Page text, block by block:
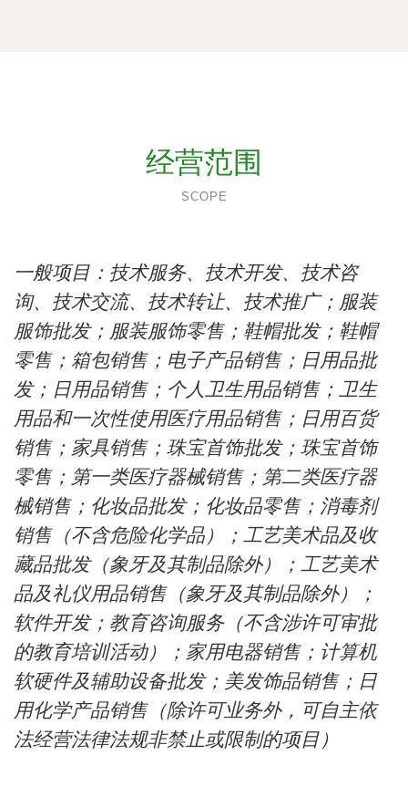
经营范围
SCOPE
一般项目：技术服务、技术开发、技术咨
询、技术交流、技术转让、技术推广；服装
服饰批发；服装服饰零售；鞋帽批发；鞋帽
零售；箱包销售；电子产品销售；日用品批
发；日用品销售；个人卫生用品销售；卫生
用品和一次性使用医疗用品销售；日用百货
销售；家具销售；珠宝首饰批发；珠宝首饰
零售；第一类医疗器械销售；第二类医疗器
械销售；化妆品批发；化妆品零售；消毒剂
销售（不含危险化学品）；工艺美术品及收
藏品批发（象牙及其制品除外）；工艺美术
品及礼仪用品销售（象牙及其制品除外）；
软件开发；教育咨询服务（不含涉许可审批
的教育培训活动）；家用电器销售；计算机
软硬件及辅助设备批发；美发饰品销售；日
用化学产品销售（除许可业务外，可自主依
法经营法律法规非禁止或限制的项目）